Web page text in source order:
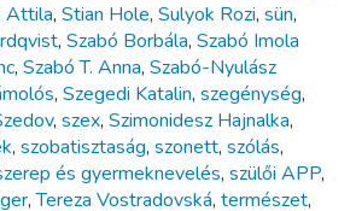
Attila, Stian Hole, Sulyok Rozi, sün,
, Szabó Borbála, Szabó Imola
, Szabó T. Anna, Szabó-Nyulász
, Szegedi Katalin, szegénység,
, szex, Szimonidesz Hajnalka,
, szobatisztaság, szonett, szólás,
és gyermeknevelés, szülői APP,
,Tereza Vostradovská, természet,